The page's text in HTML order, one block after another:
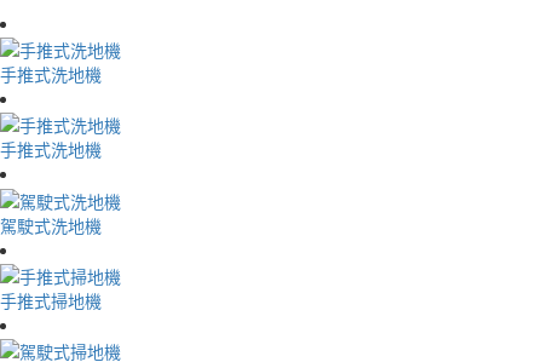
手推式洗地機
手推式洗地機
駕駛式洗地機
手推式掃地機